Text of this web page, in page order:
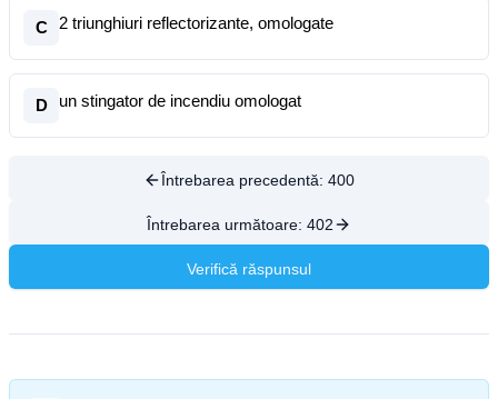
C 2 triunghiuri reflectorizante, omologate
D un stingator de incendiu omologat
Întrebarea precedentă: 400
Întrebarea următoare: 402
Verifică răspunsul